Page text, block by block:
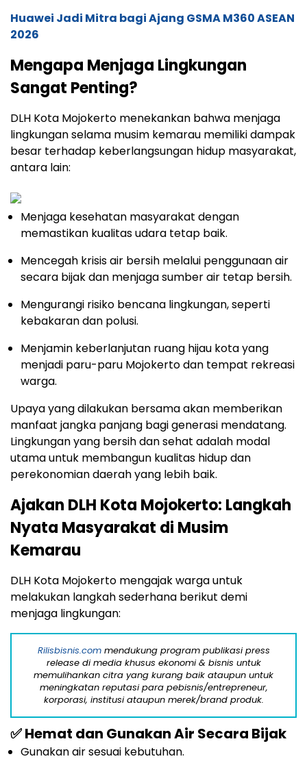
Huawei Jadi Mitra bagi Ajang GSMA M360 ASEAN
2026
Mengapa Menjaga Lingkungan
Sangat Penting?
DLH Kota Mojokerto menekankan bahwa menjaga
lingkungan selama musim kemarau memiliki dampak
besar terhadap keberlangsungan hidup masyarakat,
antara lain:
Menjaga kesehatan masyarakat dengan
memastikan kualitas udara tetap baik.
Mencegah krisis air bersih melalui penggunaan air
secara bijak dan menjaga sumber air tetap bersih.
Mengurangi risiko bencana lingkungan, seperti
kebakaran dan polusi.
Menjamin keberlanjutan ruang hijau kota yang
menjadi paru-paru Mojokerto dan tempat rekreasi
warga.
Upaya yang dilakukan bersama akan memberikan
manfaat jangka panjang bagi generasi mendatang.
Lingkungan yang bersih dan sehat adalah modal
utama untuk membangun kualitas hidup dan
perekonomian daerah yang lebih baik.
Ajakan DLH Kota Mojokerto: Langkah
Nyata Masyarakat di Musim
Kemarau
DLH Kota Mojokerto mengajak warga untuk
melakukan langkah sederhana berikut demi
menjaga lingkungan:
Rilisbisnis.commendukung program publikasi press
release di media khusus ekonomi & bisnis untuk
memulihankan citra yang kurang baik ataupun untuk
meningkatan reputasi para pebisnis/entrepreneur,
korporasi, institusi ataupun merek/brand produk.
✅ Hemat dan Gunakan Air Secara Bijak
Gunakan air sesuai kebutuhan.